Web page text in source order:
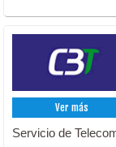
Ver más
Servicio de